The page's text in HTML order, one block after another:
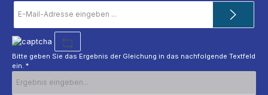
Mail-
Adresse
*
Bitte geben Sie das Ergebnis der Gleichung in das nachfolgende Textfeld
ein. *